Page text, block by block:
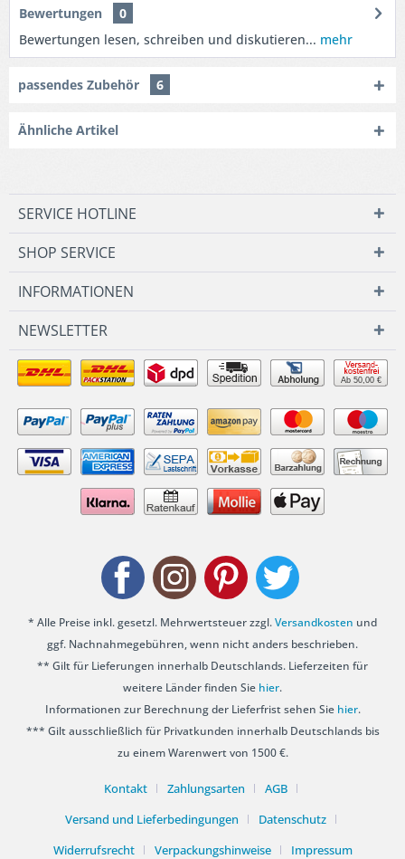
Bewertungen
0
Bewertungen lesen, schreiben und diskutieren... mehr
passendes Zubehör 6
Ähnliche Artikel
SERVICE HOTLINE
SHOP SERVICE
INFORMATIONEN
NEWSLETTER
Ab 50,00 €
* Alle Preise inkl. gesetzl. Mehrwertsteuer zzgl.Versandkosten und
ggf. Nachnahmegebühren, wenn nicht anders beschrieben.
** Gilt für Lieferungen innerhalb Deutschlands. Lieferzeiten für
weitere Länder finden Sie hier.
Informationen zur Berechnung der Lieferfrist sehen Sie hier.
*** Gilt ausschließlich für Privatkunden innerhalb Deutschlands bis
zu einem Warenwert von 1500 €.
Kontakt Zahlungsarten
AGB
Versand und Lieferbedingungen
Datenschutz
Widerrufsrecht
Verpackungshinweise Impressum